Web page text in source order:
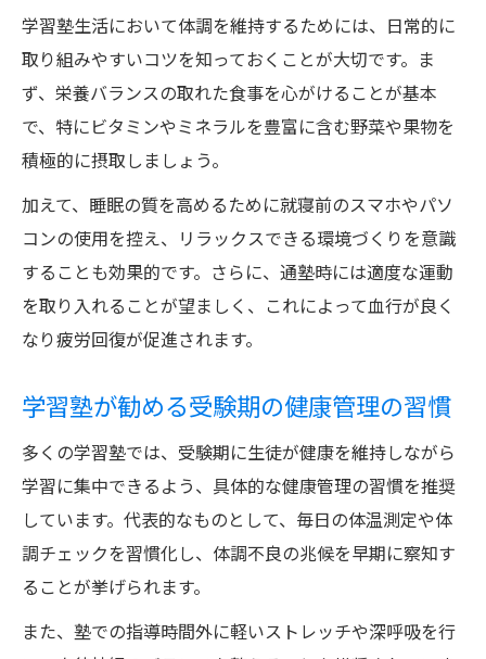
学習塾生活において体調を維持するためには、日常的に
取り組みやすいコツを知っておくことが大切です。ま
ず、栄養バランスの取れた食事を心がけることが基本
で、特にビタミンやミネラルを豊富に含む野菜や果物を
積極的に摂取しましょう。
加えて、睡眠の質を高めるために就寝前のスマホやパソ
コンの使用を控え、リラックスできる環境づくりを意識
することも効果的です。さらに、通塾時には適度な運動
を取り入れることが望ましく、これによって血行が良く
なり疲労回復が促進されます。
学習塾が勧める受験期の健康管理の習慣
多くの学習塾では、受験期に生徒が健康を維持しながら
学習に集中できるよう、具体的な健康管理の習慣を推奨
しています。代表的なものとして、毎日の体温測定や体
調チェックを習慣化し、体調不良の兆候を早期に察知す
ることが挙げられます。
また、塾での指導時間外に軽いストレッチや深呼吸を行